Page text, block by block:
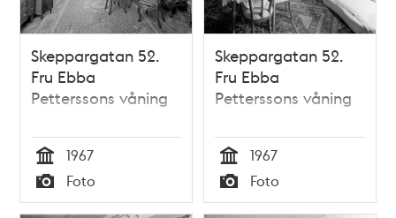
Skeppargatan 52.
Fru Ebba
Petterssons våning
Tid
1967
Typ
Foto
Skeppargatan 52.
Fru Ebba
Petterssons våning
Tid
1967
Typ
Foto